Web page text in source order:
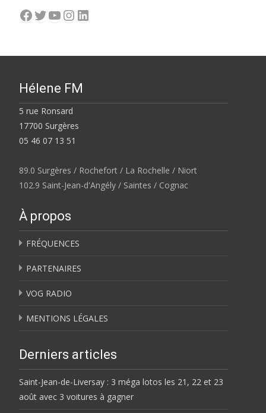
Facebook
Twitter
YouTube
Instagram
LinkedIn
Hélene FM
5 rue Ronsard
17700 Surgères
05 46 07 13 51
89.0 Surgères / Rochefort / La Rochelle / Niort
102.9 Saint-Jean-d'Angély / Saintes / Cognac
À propos
FRÉQUENCES
PARTENAIRES
VOG RADIO
MENTIONS LÉGALES
Derniers articles
Saint-Jean-de-Liversay : 3 méga lotos les 21, 22 et 23
août avec 3 voitures à gagner